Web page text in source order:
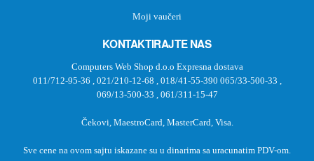
Moji vaučeri
KONTAKTIRAJTE NAS
Computers Web Shop d.o.o Expresna dostava
011/712-95-36
021/210-12-68 018/41-55-390 065/33-500-33
069/13-500-33
061/311-15-47
Čekovi, MaestroCard, MasterCard, Visa.
Sve cene na ovom sajtu iskazane su u dinarima sa uracunatim PDV-om.